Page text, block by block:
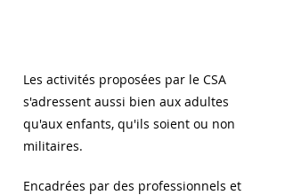
Les activités proposées par le CSA
s'adressent aussi bien aux adultes
qu'aux enfants, qu'ils soient ou non
militaires.
Encadrées par des professionnels et